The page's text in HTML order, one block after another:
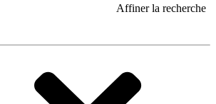
Affiner la recherche